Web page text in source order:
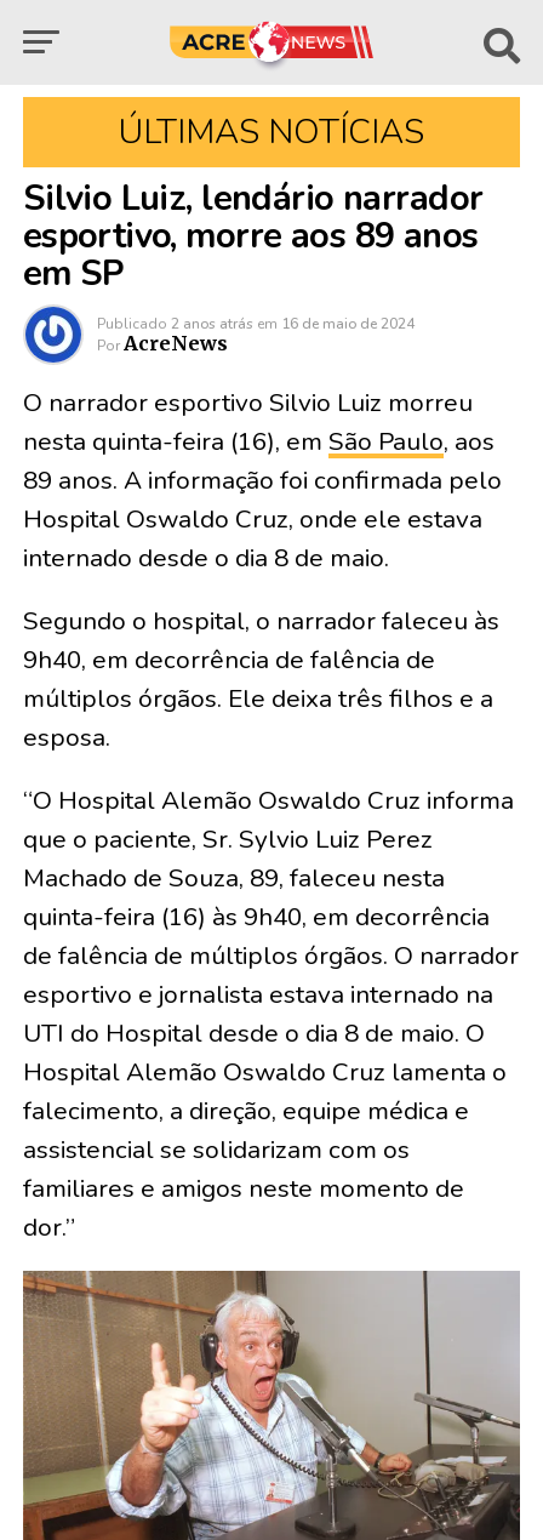
ÚLTIMAS NOTÍCIAS
Silvio Luiz, lendário narrador
esportivo, morre aos 89 anos
em SP
Publicado 2 anos atrás em 16 de maio de 2024
Por AcreNews
O narrador esportivo Silvio Luiz morreu
nesta quinta-feira (16), em São Paulo, aos
89 anos. A informação foi confirmada pelo
Hospital Oswaldo Cruz, onde ele estava
internado desde o dia 8 de maio.
Segundo o hospital, o narrador faleceu às
9h40, em decorrência de falência de
múltiplos órgãos. Ele deixa três filhos e a
esposa.
“O Hospital Alemão Oswaldo Cruz informa
que o paciente, Sr. Sylvio Luiz Perez
Machado de Souza, 89, faleceu nesta
quinta-feira (16) às 9h40, em decorrência
de falência de múltiplos órgãos. O narrador
esportivo e jornalista estava internado na
UTI do Hospital desde o dia 8 de maio. O
Hospital Alemão Oswaldo Cruz lamenta o
falecimento, a direção, equipe médica e
assistencial se solidarizam com os
familiares e amigos neste momento de
dor.”